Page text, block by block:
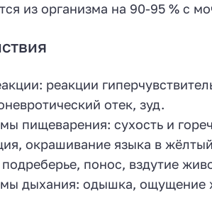
из организма на 90-95 % с
реакции
отек, зуд.
пищеварения: сухость и
окрашивание языка в
понос, вздутие
дыхания: одышка, ощущение